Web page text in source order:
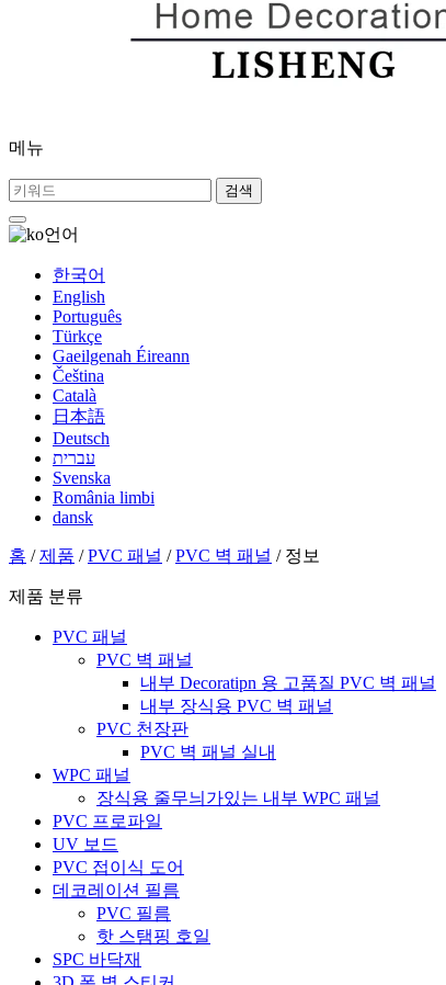
메뉴
검색
언어
한국어
English
Português
Türkçe
Gaeilgenah Éireann
Čeština
Català
日本語
Deutsch
עברית
Svenska
România limbi
dansk
홈 /제품 /PVC 패널 /PVC 벽 패널 / 정보
제품 분류
PVC 패널
PVC 벽 패널
내부 Decoratipn 용 고품질 PVC 벽 패널
내부 장식용 PVC 벽 패널
PVC 천장판
PVC 벽 패널 실내
WPC 패널
장식용 줄무늬가있는 내부 WPC 패널
PVC 프로파일
UV 보드
PVC 접이식 도어
데코레이션 필름
PVC 필름
핫 스탬핑 호일
SPC 바닥재